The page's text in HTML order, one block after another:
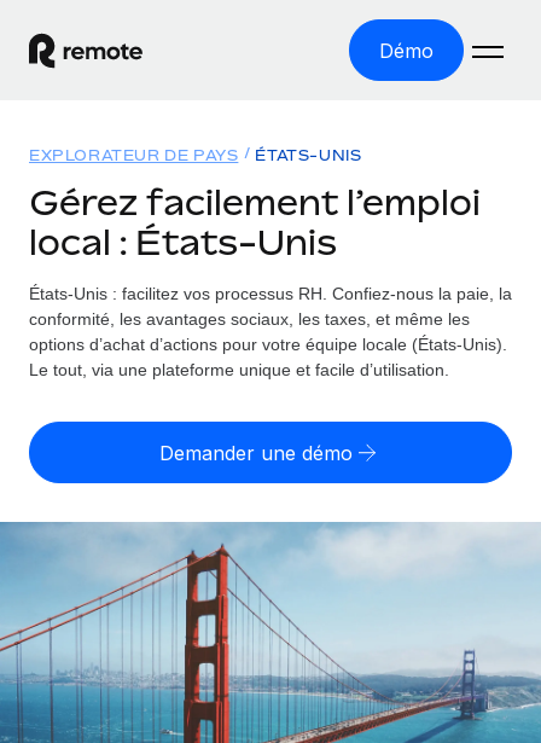
Démo
EMPLOI À L’INTERNATIONAL
Paie multipays
Gérez la paie facilement et en toute conformité
Employer of record
entités
Gestion des freelances
Intégrez et gérez vos freelances partout dans le monde
Sous-traitez les opérations complexes liées à l’emploi
INFRASTRUCTURE
Solutions
COUVERTURE MONDIALE
Explorateur de pays
Toutes les informations sur l’emploi à l’international,
Explorateur des États-Unis (par État)
Simplifiez l’embauche à travers les différents États des
Comparer Remote
Examinez notre service par rapport aux autres
CROISSANCE
Start-ups
Des solutions agiles et internationales pour les RH et la
Ressources
OUTILS & CALCULATEURS
Évaluez le risque de requalification de contrat par pays
Calculez le coût total des employés dans n’importe quel
Calculateur de paiement des freelances
Découvrez les devises disponibles et les vitesses de
paiement pour vos freelances internationaux
Tarification
Nederlands
Français
Deutsch
Connexion
EXPLORATEUR DE PAYS ÉTATS-UNIS
Gérez facilement l’emploi
local : États-Unis
États-Unis : facilitez vos processus RH. Confiez-nous la paie, la
conformité, les avantages sociaux, les taxes, et même les
options d’achat d’actions pour votre équipe locale (États-Unis).
Le tout, via une plateforme unique et facile d’utilisation.
Demander une démo